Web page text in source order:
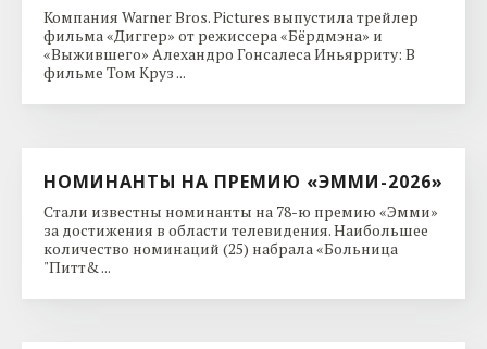
Компания Warner Bros. Pictures выпустила трейлер
фильма «Диггер» от режиссера «Бёрдмэна» и
«Выжившего» Алехандро Гонсалеса Иньярриту: В
фильме Том Круз ...
НОМИНАНТЫ НА ПРЕМИЮ «ЭММИ-2026»
Стали известны номинанты на 78-ю премию «Эмми»
за достижения в области телевидения. Наибольшее
количество номинаций (25) набрала «Больница
"Питт& ...